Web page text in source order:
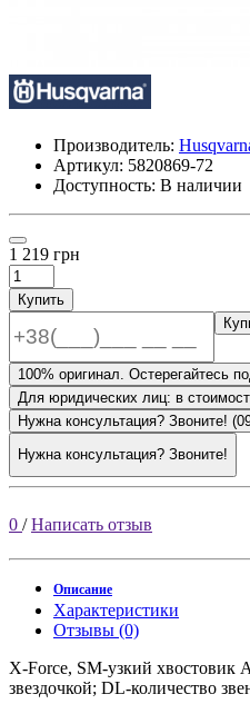
Производитель:
Артикул: 5820869-72
Доступность: В наличии
1 219 грн
Купить
100% оригинал. Остерегайтесь
Для юридических лиц: в
Нужна
Нужна консультация? Звоните!
0 /Написать отзыв
Описание
Характеристики
Отзывы (0)
X-Force, SM-узкий хвостовик
звездочкой; DL-количество